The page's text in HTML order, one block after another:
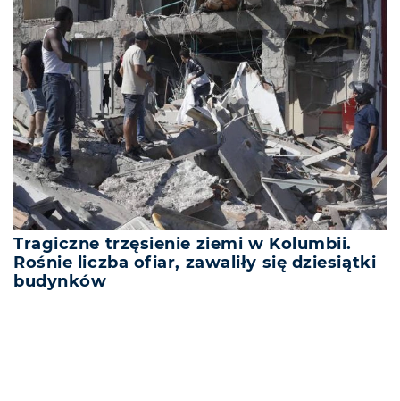
Tragiczne trzęsienie ziemi w Kolumbii.
Rośnie liczba ofiar, zawaliły się dziesiątki
budynków